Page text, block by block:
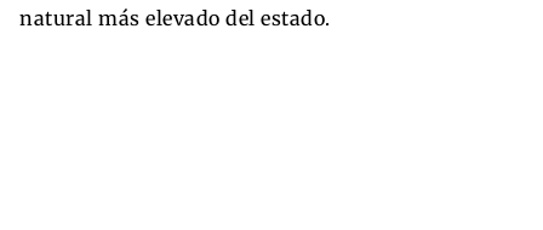
natural más elevado del estado.